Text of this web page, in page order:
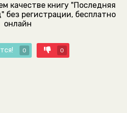
качестве книгу "Последняя
регистрации, бесплатно
онлайн
0 0